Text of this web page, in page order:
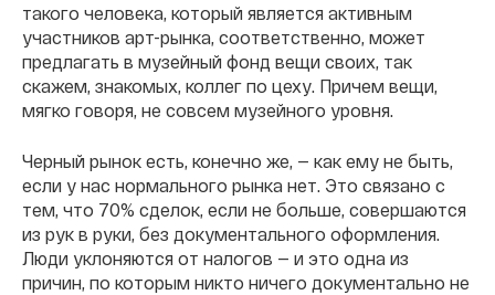
такого человека, который является активным
участников арт-рынка, соответственно, может
предлагать в музейный фонд вещи своих, так
скажем, знакомых, коллег по цеху. Причем вещи,
мягко говоря, не совсем музейного уровня.
Черный рынок есть, конечно же, — как ему не быть,
если у нас нормального рынка нет. Это связано с
тем, что 70% сделок, если не больше, совершаются
из рук в руки, без документального оформления.
Люди уклоняются от налогов — и это одна из
причин, по которым никто ничего документально не